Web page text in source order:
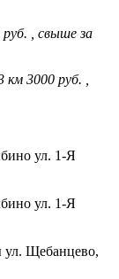
руб. , свыше за
3000 руб. ,
ул. 1-Я
ул. 1-Я
Щебанцево,